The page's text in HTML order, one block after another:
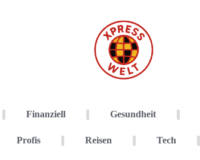
Finanziell Gesundheit
Profis Reisen Tech